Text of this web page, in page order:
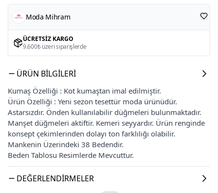
Moda Mihram
ÜCRETSIZ KARGO
9.600₺ üzeri siparişlerde
ÜRÜN BILGILERI
Kumaş Özelliği : Kot kumaştan imal edilmiştir.
Ürün Özelliği : Yeni sezon tesettür moda ürünüdür.
Astarsızdır. Önden kullanılabilir düğmeleri bulunmaktadır.
Manşet düğmeleri aktiftir. Kemeri seyyardır. Ürün renginde
konsept çekimlerinden dolayı ton farklılığı olabilir.
Mankenin Üzerindeki 38 Bedendir.
Beden Tablosu Resimlerde Mevcuttur.
DEĞERLENDIRMELER